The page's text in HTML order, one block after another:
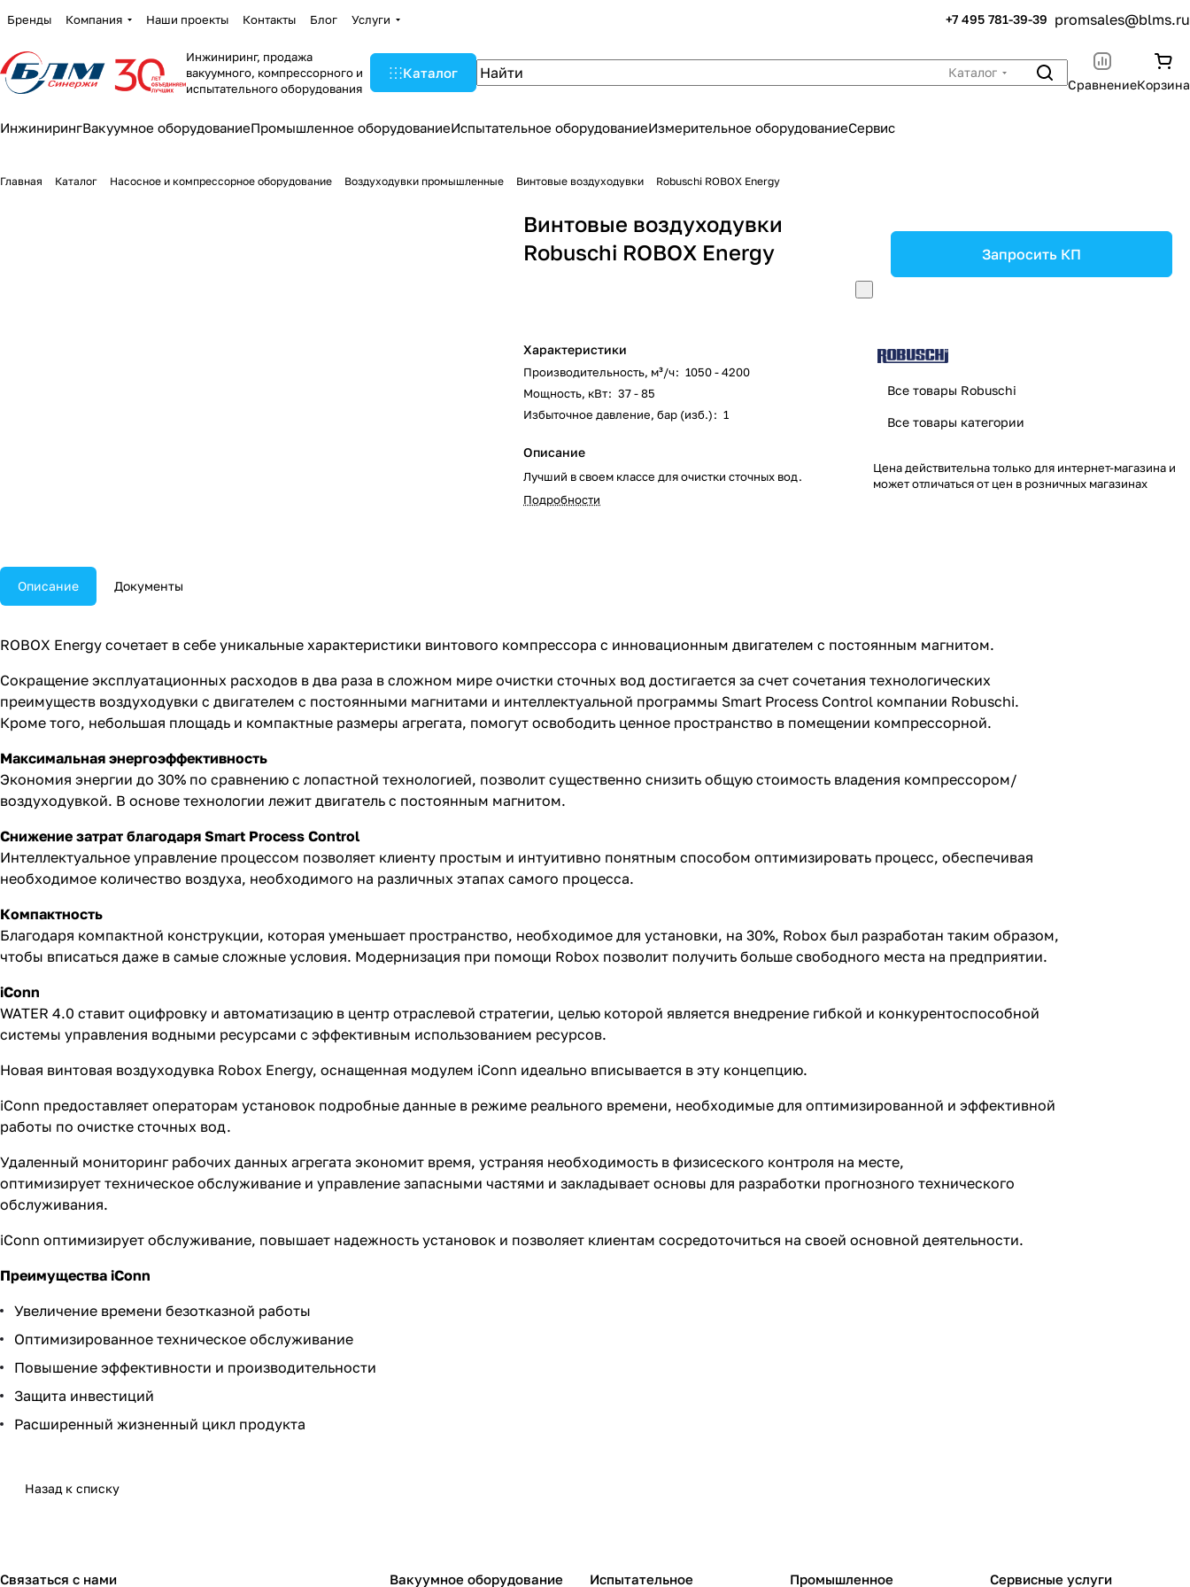
Бренды Компания Наши проекты Контакты Блог Услуги +7 495 781-39-39 promsales@blms.ru
Инжиниринг, продажа
вакуумного, компрессорного и
испытательного оборудования
Каталог
Каталог
СравнениеКорзина
ИнжинирингВакуумное оборудованиеПромышленное оборудованиеИспытательное оборудованиеИзмерительное оборудованиеСервис
Главная Каталог Насосное и компрессорное оборудование Воздуходувки промышленные Винтовые воздуходувки Robuschi ROBOX Energy
Винтовые воздуходувки
Robuschi ROBOX Energy
Характеристики
Производительность, м³/ч: 1050 - 4200
Мощность, кВт: 37 - 85
Избыточное давление, бар (изб.): 1
Описание
Лучший в своем классе для очистки сточных вод.
Подробности
Запросить КП
Все товары Robuschi
Все товары категории
Цена действительна только для интернет-магазина и
может отличаться от цен в розничных магазинах
Описание Документы
ROBOX Energy сочетает в себе уникальные характеристики винтового компрессора с инновационным двигателем с постоянным магнитом.
Сокращение эксплуатационных расходов в два раза в сложном мире очистки сточных вод достигается за счет сочетания технологических
преимуществ воздуходувки с двигателем с постоянными магнитами и интеллектуальной программы Smart Process Control компании Robuschi.
Кроме того, небольшая площадь и компактные размеры агрегата, помогут освободить ценное пространство в помещении компрессорной.
Максимальная энергоэффективность
Экономия энергии до 30% по сравнению с лопастной технологией, позволит существенно снизить общую стоимость владения компрессором/
воздуходувкой. В основе технологии лежит двигатель с постоянным магнитом.
Снижение затрат благодаря Smart Process Control
Интеллектуальное управление процессом позволяет клиенту простым и интуитивно понятным способом оптимизировать процесс, обеспечивая
необходимое количество воздуха, необходимого на различных этапах самого процесса.
Компактность
Благодаря компактной конструкции, которая уменьшает пространство, необходимое для установки, на 30%, Robox был разработан таким образом,
чтобы вписаться даже в самые сложные условия. Модернизация при помощи Robox позволит получить больше свободного места на предприятии.
iConn
WATER 4.0 ставит оцифровку и автоматизацию в центр отраслевой стратегии, целью которой является внедрение гибкой и конкурентоспособной
системы управления водными ресурсами с эффективным использованием ресурсов.
Новая винтовая воздуходувка Robox Energy, оснащенная модулем iConn идеально вписывается в эту концепцию.
iConn предоставляет операторам установок подробные данные в режиме реального времени, необходимые для оптимизированной и эффективной
работы по очистке сточных вод.
Удаленный мониторинг рабочих данных агрегата экономит время, устраняя необходимость в физисеского контроля на месте,
оптимизирует техническое обслуживание и управление запасными частями и закладывает основы для разработки прогнозного технического
обслуживания.
iConn оптимизирует обслуживание, повышает надежность установок и позволяет клиентам сосредоточиться на своей основной деятельности.
Преимущества iConn
Увеличение времени безотказной работы
Оптимизированное техническое обслуживание
Повышение эффективности и производительности
Защита инвестиций
Расширенный жизненный цикл продукта
Назад к списку
Связаться с нами Вакуумное оборудование Испытательное Промышленное Сервисные услуги